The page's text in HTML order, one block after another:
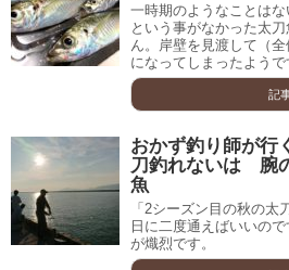
一時期のようなことは
という事がなかった太
ん。岸壁を見渡して（
になってしまったようで
記
おかず釣り師が
刀釣れないは 腕
魚
「2シーズン目の秋の太
日に二度通えばいいの
が熾烈です。